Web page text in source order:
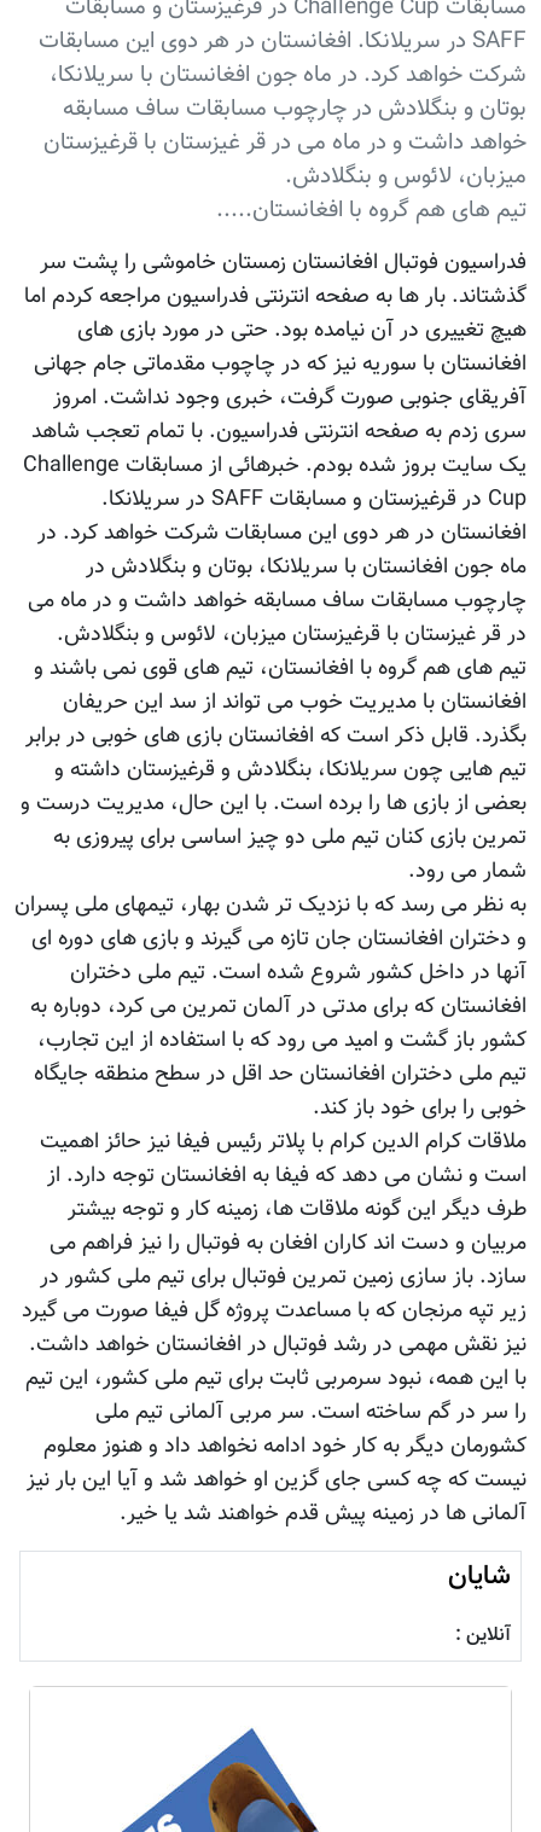
مسابقات Challenge Cup در قرغیزستان و مسابقات
SAFF در سریلانکا. افغانستان در هر دوی این مسابقات
شرکت خواهد کرد. در ماه جون افغانستان با سریلانکا،
بوتان و بنگلادش در چارچوب مسابقات ساف مسابقه
خواهد داشت و در ماه می در قر غیزستان با قرغیزستان
میزبان، لائوس و بنگلادش.
تیم های هم گروه با افغانستان.....
فدراسیون فوتبال افغانستان زمستان خاموشی را پشت سر
گذشتاند. بار ها به صفحه انترنتی فدراسیون مراجعه کردم اما
هیچ تغییری در آن نیامده بود. حتی در مورد بازی های
افغانستان با سوریه نیز که در چاچوب مقدماتی جام جهانی
آفریقای جنوبی صورت گرفت، خبری وجود نداشت. امروز
سری زدم به صفحه انترنتی فدراسیون. با تمام تعجب شاهد
یک سایت بروز شده بودم. خبرهائی از مسابقات Challenge
Cup در قرغیزستان و مسابقات SAFF در سریلانکا.
افغانستان در هر دوی این مسابقات شرکت خواهد کرد. در
ماه جون افغانستان با سریلانکا، بوتان و بنگلادش در
چارچوب مسابقات ساف مسابقه خواهد داشت و در ماه می
در قر غیزستان با قرغیزستان میزبان، لائوس و بنگلادش.
تیم های هم گروه با افغانستان، تیم های قوی نمی باشند و
افغانستان با مدیریت خوب می تواند از سد این حریفان
بگذرد. قابل ذکر است که افغانستان بازی های خوبی در برابر
تیم هایی چون سریلانکا، بنگلادش و قرغیزستان داشته و
بعضی از بازی ها را برده است. با این حال، مدیریت درست و
تمرین بازی کنان تیم ملی دو چیز اساسی برای پیروزی به
شمار می رود.
به نظر می رسد که با نزدیک تر شدن بهار، تیمهای ملی پسران
و دختران افغانستان جان تازه می گیرند و بازی های دوره ای
آنها در داخل کشور شروع شده است. تیم ملی دختران
افغانستان که برای مدتی در آلمان تمرین می کرد، دوباره به
کشور باز گشت و امید می رود که با استفاده از این تجارب،
تیم ملی دختران افغانستان حد اقل در سطح منطقه جایگاه
خوبی را برای خود باز کند.
ملاقات کرام الدین کرام با پلاتر رئیس فیفا نیز حائز اهمیت
است و نشان می دهد که فیفا به افغانستان توجه دارد. از
طرف دیگر این گونه ملاقات ها، زمینه کار و توجه بیشتر
مربیان و دست اند کاران افغان به فوتبال را نیز فراهم می
سازد. باز سازی زمین تمرین فوتبال برای تیم ملی کشور در
زیر تپه مرنجان که با مساعدت پروژه گل فیفا صورت می گیرد
نیز نقش مهمی در رشد فوتبال در افغانستان خواهد داشت.
با این همه، نبود سرمربی ثابت برای تیم ملی کشور، این تیم
را سر در گم ساخته است. سر مربی آلمانی تیم ملی
کشورمان دیگر به کار خود ادامه نخواهد داد و هنوز معلوم
نیست که چه کسی جای گزین او خواهد شد و آیا این بار نیز
آلمانی ها در زمینه پیش قدم خواهند شد یا خیر.
شایان
آنلاین :